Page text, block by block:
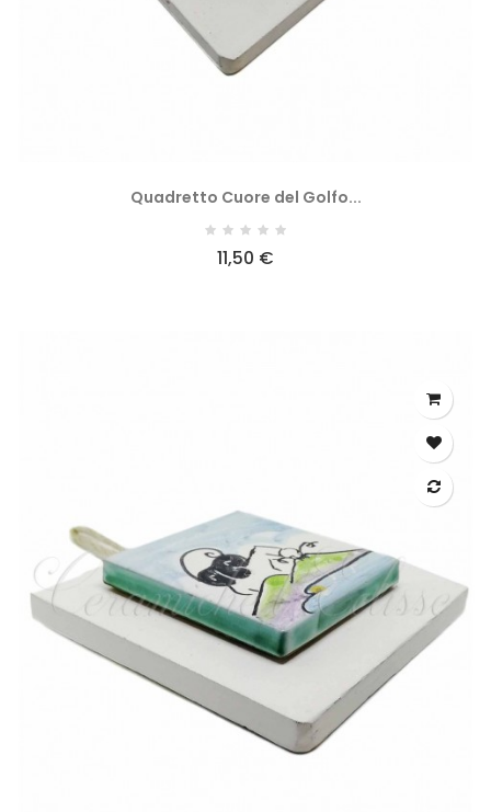
Quadretto Cuore del Golfo...
11,50 €